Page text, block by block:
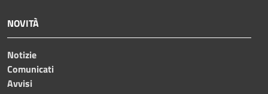
NOVITÀ
Notizie
Comunicati
Avvisi